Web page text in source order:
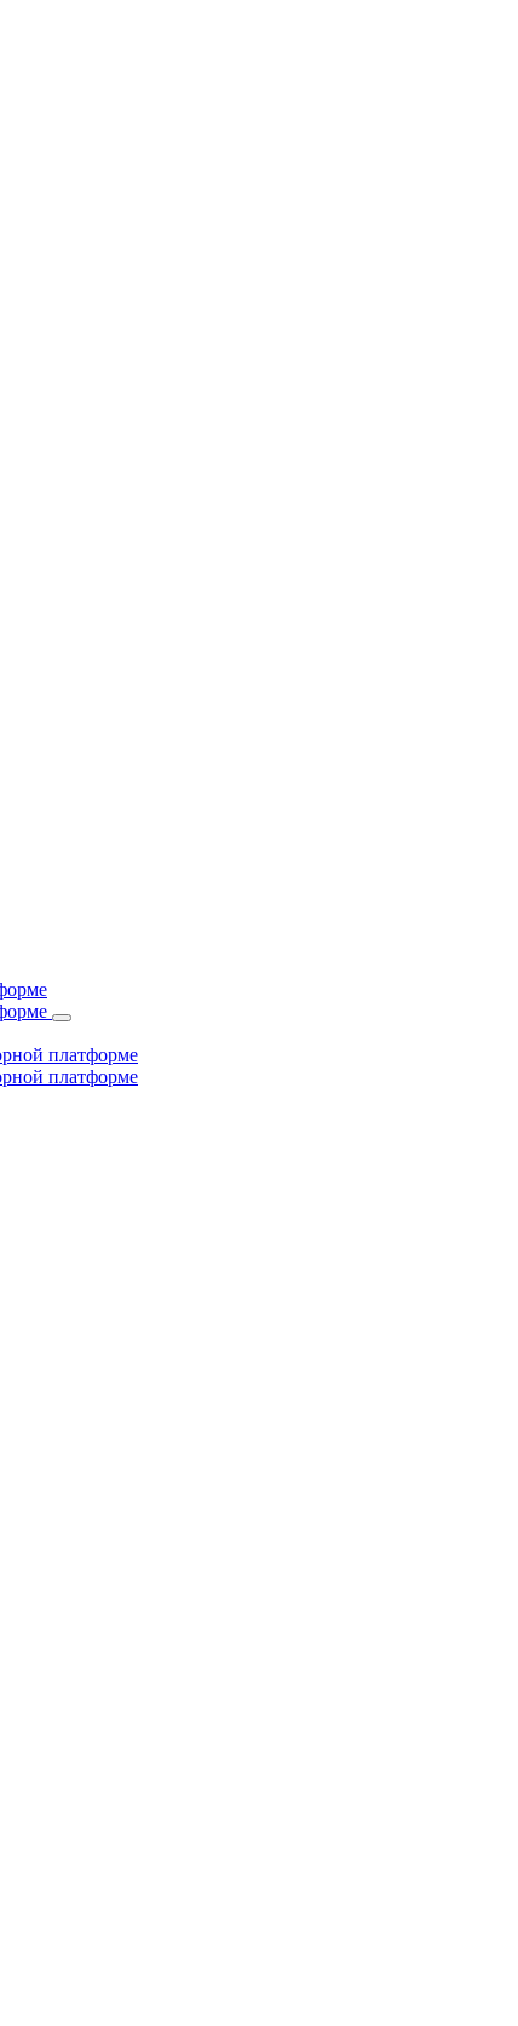
платформе
платформе